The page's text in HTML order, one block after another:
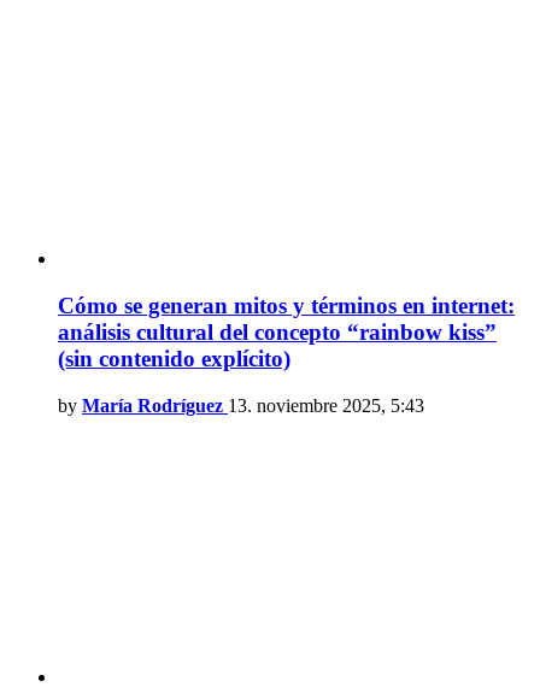
Cómo se generan mitos y términos en internet:
análisis cultural del concepto “rainbow kiss”
(sin contenido explícito)
by María Rodríguez 13. noviembre 2025, 5:43